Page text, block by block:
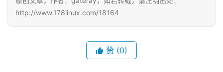
http://www.178linux.com/18164
赞 (0)